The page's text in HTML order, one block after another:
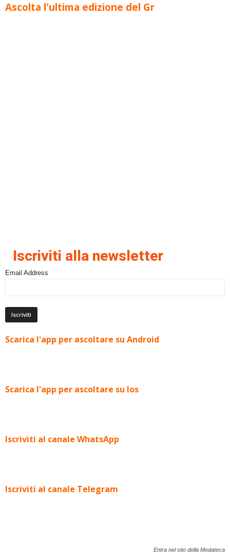
Ascolta l'ultima edizione del Gr
Iscriviti alla newsletter
Email Address
Scarica l'app per ascoltare su Android
Scarica l'app per ascoltare su Ios
Iscriviti al canale WhatsApp
Iscriviti al canale Telegram
Entra nel sito della Modateca